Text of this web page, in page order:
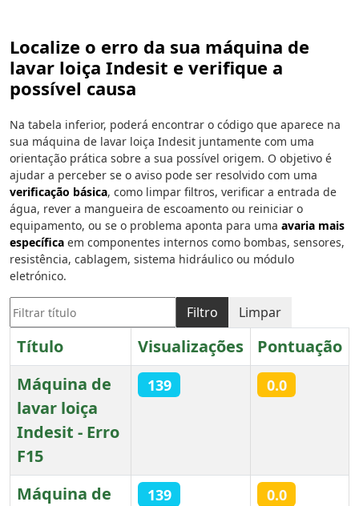
Localize o erro da sua máquina de
lavar loiça Indesit e verifique a
possível causa
Na tabela inferior, poderá encontrar o código que aparece na
sua máquina de lavar loiça Indesit juntamente com uma
orientação prática sobre a sua possível origem. O objetivo é
ajudar a perceber se o aviso pode ser resolvido com uma
verificação básica, como limpar filtros, verificar a entrada de
água, rever a mangueira de escoamento ou reiniciar o
equipamento, ou se o problema aponta para uma avaria mais
específica em componentes internos como bombas, sensores,
resistência, cablagem, sistema hidráulico ou módulo
eletrónico.
Filtrar título
Filtro Limpar
Título Visualizações
Pontuação
Máquina de
lavar loiça
Indesit - Erro
F15
139 0.0
Máquina de
139 0.0